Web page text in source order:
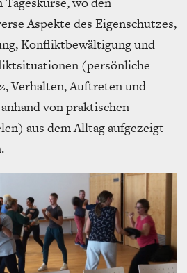
Aspekte des Eigenschutzes,
Konfliktbewältigung und
(persönliche
Verhalten, Auftreten und
von praktischen
aus dem Alltag aufgezeigt